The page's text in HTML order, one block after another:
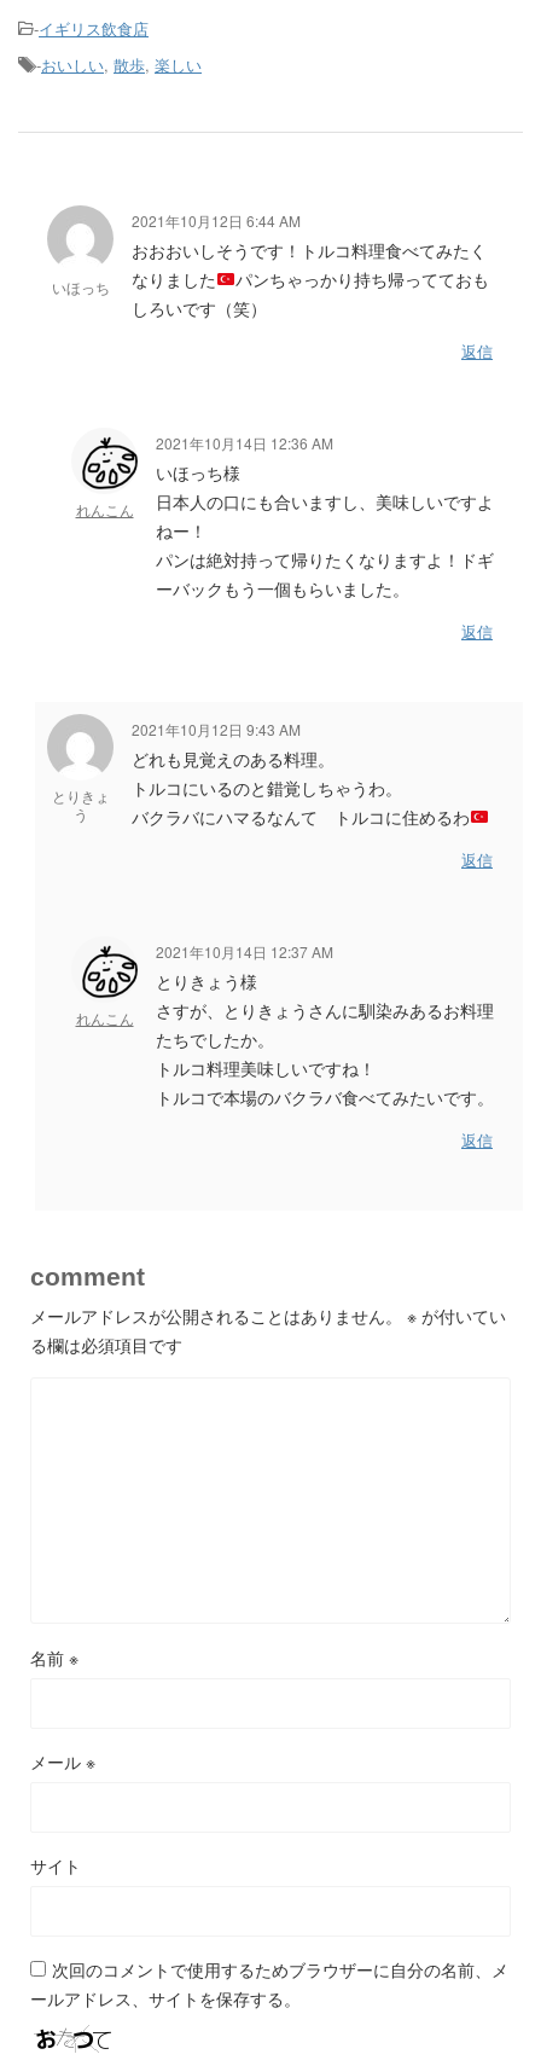
-イギリス飲食店
-おいしい, 散歩, 楽しい
いほっち
2021年10月12日 6:44 AM
おおおいしそうです！トルコ料理食べてみたく
なりました
パンちゃっかり持ち帰ってておも
しろいです（笑）
返信
れんこん
2021年10月14日 12:36 AM
いほっち様
日本人の口にも合いますし、美味しいですよ
ねー！
パンは絶対持って帰りたくなりますよ！ドギ
ーバックもう一個もらいました。
返信
とりきょ
う
2021年10月12日 9:43 AM
どれも見覚えのある料理。
トルコにいるのと錯覚しちゃうわ。
バクラバにハマるなんて トルコに住めるわ
返信
れんこん
2021年10月14日 12:37 AM
とりきょう様
さすが、とりきょうさんに馴染みあるお料理
たちでしたか。
トルコ料理美味しいですね！
トルコで本場のバクラバ食べてみたいです。
返信
comment
メールアドレスが公開されることはありません。 ※ が付いてい
る欄は必須項目です
名前 ※
メール ※
サイト
次回のコメントで使用するためブラウザーに自分の名前、メ
ールアドレス、サイトを保存する。